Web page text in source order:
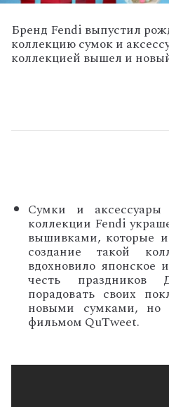
Бренд Fendi выпустил
коллекцию сумок и
коллекцией вышел и
Сумки и аксессуары
коллекции Fendi
вышивками, которые
создание такой
вдохновило японское
честь
порадовать своих
новыми сумками,
фильмом QuTweet.